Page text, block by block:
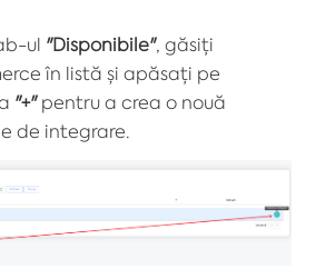
ul "Disponibile", găsiți
în listă și apăsați pe
"+"pentru a crea o nouă
de integrare.